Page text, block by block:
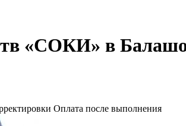
«СОКИ» в
Оплата после выполнения